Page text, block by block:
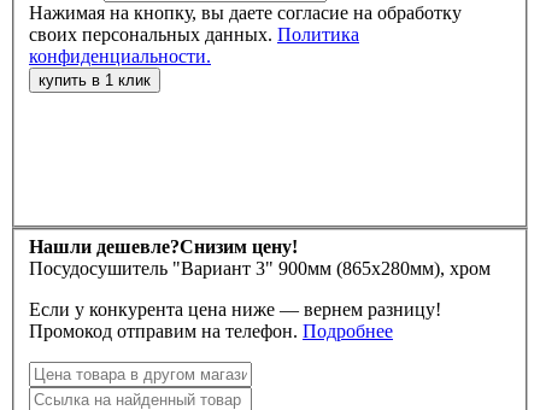
Нажимая на кнопку, вы даете согласие на обработку
своих персональных данных. Политика
конфиденциальности.
Нашли дешевле?Снизим цену!
Посудосушитель "Вариант 3" 900мм (865х280мм), хром
Если у конкурента цена ниже — вернем разницу!
Промокод отправим на телефон. Подробнее